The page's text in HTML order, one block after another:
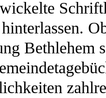
Bethlehem